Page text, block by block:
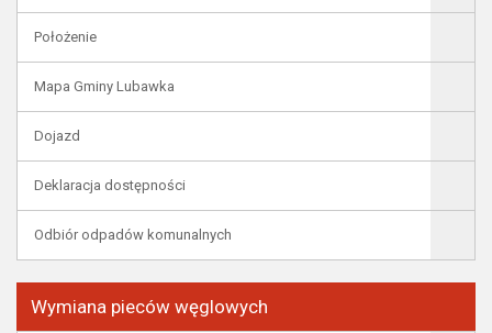
Położenie
Mapa Gminy Lubawka
Dojazd
Deklaracja dostępności
Odbiór odpadów komunalnych
Wymiana pieców węglowych